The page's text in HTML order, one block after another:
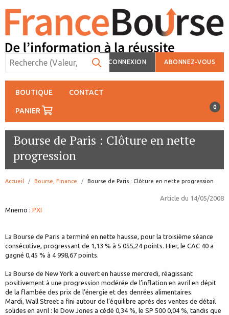
CONNEXION ABONNEZ-VOUS
BOUTIQUE CONTACT
PANIER 0
Bourse de Paris : Clôture en nette
progression
Accueil Bourse, Finance page:
Bourse de Paris : Clôture en nette progression
Article du 14/05/2008
Mnemo : PXI
La Bourse de Paris a terminé en nette hausse, pour la troisième séance
consécutive, progressant de 1,13 % à 5 055,24 points. Hier, le CAC 40 a
gagné 0,45 % à 4 998,67 points.
La Bourse de New York a ouvert en hausse mercredi, réagissant
positivement à une progression modérée de l’inflation en avril en dépit
de la flambée des prix de l’énergie et des denrées alimentaires.
Mardi, Wall Street a fini autour de l’équilibre après des ventes de détail
solides en avril : le Dow Jones a cédé 0,34 %, le SP 500 0,04 %, tandis que